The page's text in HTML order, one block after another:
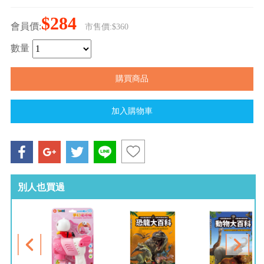
會員價:$284 市售價:$360
數量
別人也買過